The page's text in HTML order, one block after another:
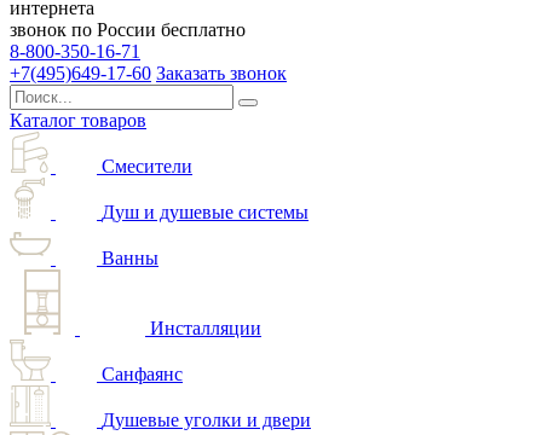
интернета
звонок по России бесплатно
8-800-350-16-71
+7(495)649-17-60 Заказать звонок
Каталог товаров
Смесители
Душ и душевые системы
Ванны
Инсталляции
Санфаянс
Душевые уголки и двери